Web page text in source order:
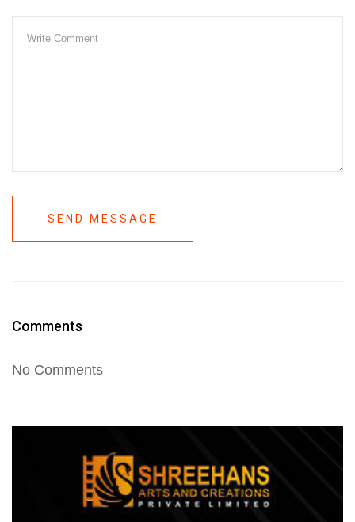
SEND MESSAGE
Comments
No Comments